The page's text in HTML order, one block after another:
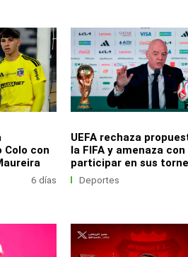
Colo con
6 días
UEFA rechaza
la FIFA y amenaza con
participar en sus
Deportes